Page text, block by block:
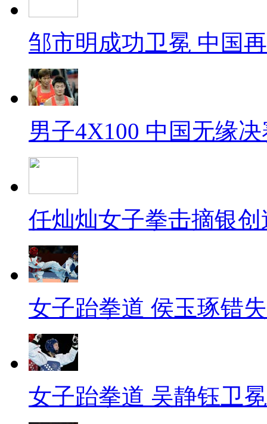
邹市明成功卫冕 中国
男子4X100 中国无缘
任灿灿女子拳击摘银
女子跆拳道 侯玉琢错
女子跆拳道 吴静钰卫冕